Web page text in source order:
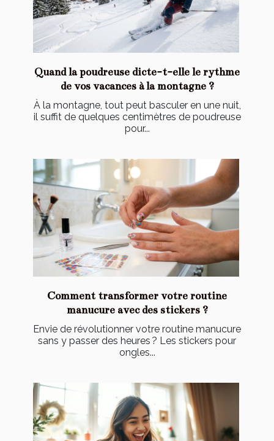
Quand la poudreuse dicte-t-elle le rythme
de vos vacances à la montagne ?
À la montagne, tout peut basculer en une nuit,
il suffit de quelques centimètres de poudreuse
pour...
Comment transformer votre routine
manucure avec des stickers ?
Envie de révolutionner votre routine manucure
sans y passer des heures ? Les stickers pour
ongles...